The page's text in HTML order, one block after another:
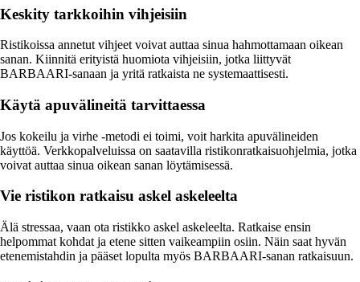
Keskity tarkkoihin vihjeisiin
Ristikoissa annetut vihjeet voivat auttaa sinua hahmottamaan oikean
sanan. Kiinnitä erityistä huomiota vihjeisiin, jotka liittyvät
BARBAARI-sanaan ja yritä ratkaista ne systemaattisesti.
Käytä apuvälineitä tarvittaessa
Jos kokeilu ja virhe -metodi ei toimi, voit harkita apuvälineiden
käyttöä. Verkkopalveluissa on saatavilla ristikonratkaisuohjelmia, jotka
voivat auttaa sinua oikean sanan löytämisessä.
Vie ristikon ratkaisu askel askeleelta
Älä stressaa, vaan ota ristikko askel askeleelta. Ratkaise ensin
helpommat kohdat ja etene sitten vaikeampiin osiin. Näin saat hyvän
etenemistahdin ja pääset lopulta myös BARBAARI-sanan ratkaisuun.